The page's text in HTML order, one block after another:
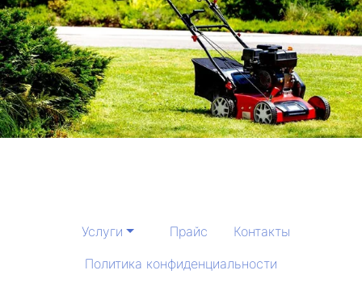
Услуги Прайс
Контакты
Политика конфиденциальности